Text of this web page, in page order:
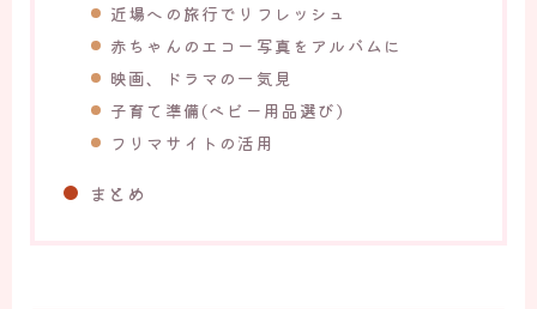
近場への旅行でリフレッシュ
赤ちゃんのエコー写真をアルバムに
映画、ドラマの一気見
子育て準備(ベビー用品選び)
フリマサイトの活用
まとめ